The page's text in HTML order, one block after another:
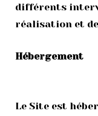
différents
réalisation et
Hébergement
Le Site est